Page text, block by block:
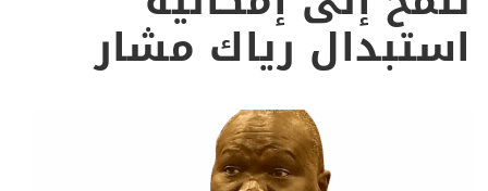
استبدال رياك مشار